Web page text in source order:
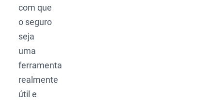
com que
o seguro
seja
uma
ferramenta
realmente
útil e